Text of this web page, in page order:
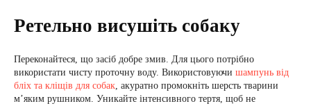
Ретельно висушіть собаку
Переконайтеся, що засіб добре змив. Для цього потрібно
використати чисту проточну воду. Використовуючи шампунь від
бліх та кліщів для собак, акуратно промокніть шерсть тварини
м’яким рушником. Уникайте інтенсивного тертя, щоб не